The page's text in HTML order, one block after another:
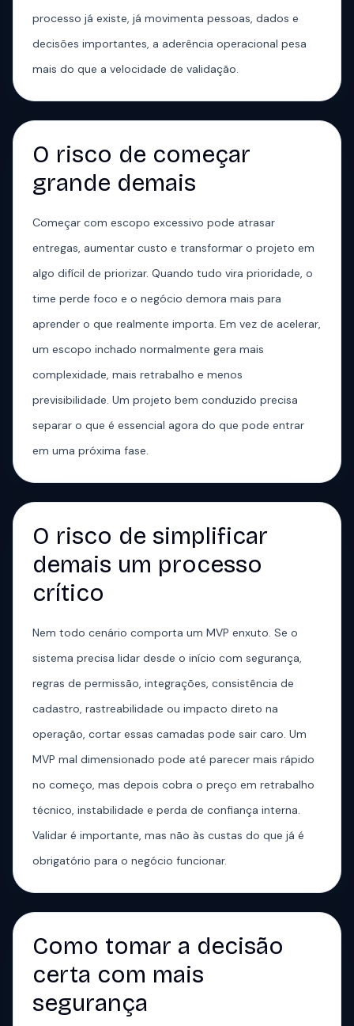
processo já existe, já movimenta pessoas, dados e
decisões importantes, a aderência operacional pesa
mais do que a velocidade de validação.
O risco de começar
grande demais
Começar com escopo excessivo pode atrasar
entregas, aumentar custo e transformar o projeto em
algo difícil de priorizar. Quando tudo vira prioridade, o
time perde foco e o negócio demora mais para
aprender o que realmente importa. Em vez de acelerar,
um escopo inchado normalmente gera mais
complexidade, mais retrabalho e menos
previsibilidade. Um projeto bem conduzido precisa
separar o que é essencial agora do que pode entrar
em uma próxima fase.
O risco de simplificar
demais um processo
crítico
Nem todo cenário comporta um MVP enxuto. Se o
sistema precisa lidar desde o início com segurança,
regras de permissão, integrações, consistência de
cadastro, rastreabilidade ou impacto direto na
operação, cortar essas camadas pode sair caro. Um
MVP mal dimensionado pode até parecer mais rápido
no começo, mas depois cobra o preço em retrabalho
técnico, instabilidade e perda de confiança interna.
Validar é importante, mas não às custas do que já é
obrigatório para o negócio funcionar.
Como tomar a decisão
certa com mais
segurança